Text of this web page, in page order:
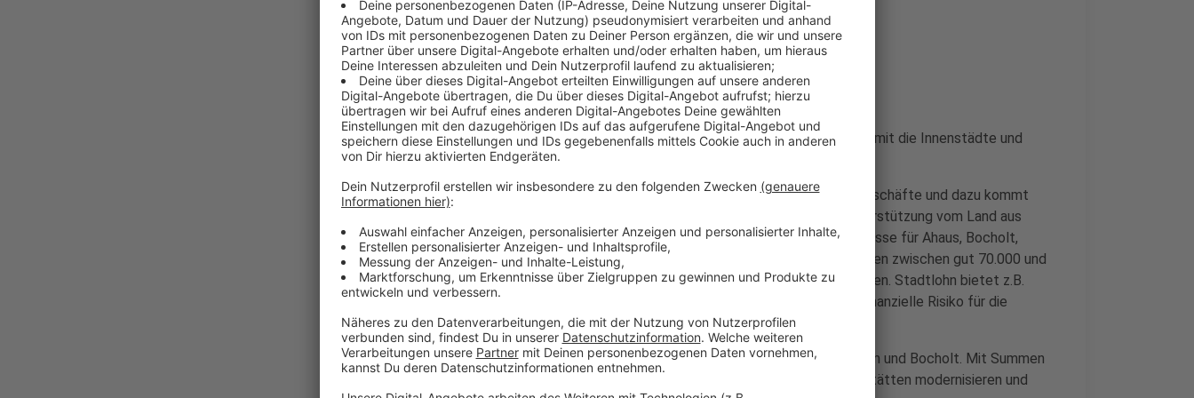
Auch Zuschüsse für zwei Pflegeschulen im Kreis
Anzeige
Die Kommunen hier im Westmünsterland geben sich viel Mühe, damit die Innenstädte und
Ortskerne weiter stark und lebendig bleiben.
Doch das ist nicht so einfach: Es gibt leider auch bei uns leere Geschäfte und dazu kommt
noch die Corona-Pandemie. Deshalb kommt jetzt finanzielle Unterstützung vom Land aus
einem Sofortprogramm. Die Bezirksregierung Münster hat Zuschüsse für Ahaus, Bocholt,
Borken, Gronau, Stadtlohn und Vreden bewilligt. Die Städte erhalten zwischen gut 70.000 und
rund 400.000 Euro für ihre Anstrengungen, Leerstände zu vermeiden. Stadtlohn bietet z.B.
Unterstützung bei der Anmietung eines Objektes an, um so das finanzielle Risiko für die
Betreiber zu senken.
Landes-Zuschüsse gibt es auch für zwei Pfegeschulen in Wessum und Bocholt. Mit Summen
von rund 745.000 bzw. 730.000 Euro können sie ihre Ausbildungsstätten modernisieren und